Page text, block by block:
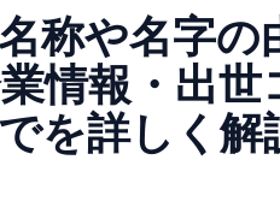
称や名字の
情報・出世
を詳しく解